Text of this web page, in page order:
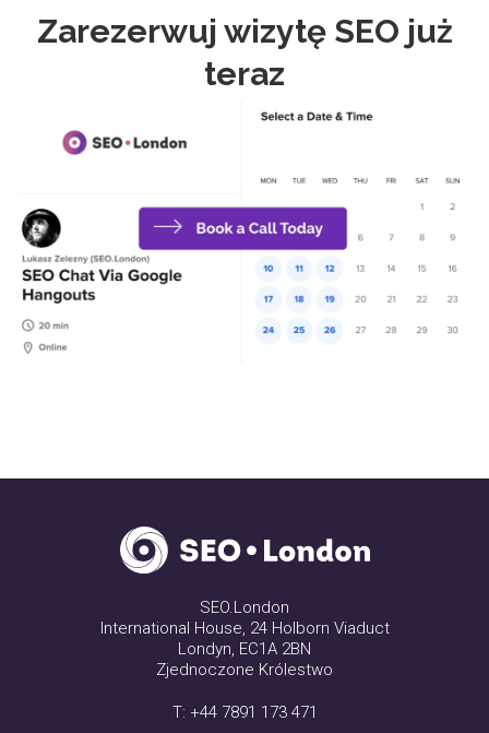
Zarezerwuj wizytę SEO już
teraz
SEO.London
International House, 24 Holborn Viaduct
Londyn, EC1A 2BN
Zjednoczone Królestwo
T: +44 7891 173 471